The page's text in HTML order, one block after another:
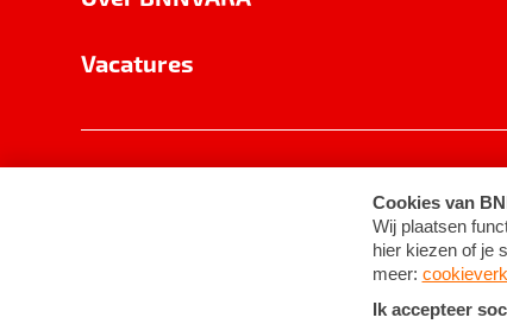
Vacatures
Cookie-instellingen